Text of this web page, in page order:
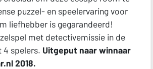
puzzel- en speelervaring voor
liefhebber is gegarandeerd!
met detectivemissie in de
4 spelers. Uitgeput naar winnaar
2018.